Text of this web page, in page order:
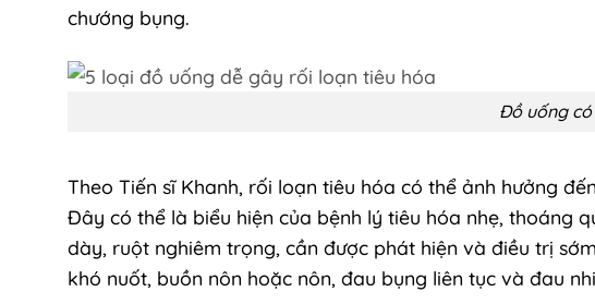
chướng bụng.
Đồ uống
Theo Tiến sĩ Khanh, rối loạn tiêu hóa có thể ảnh hưởng
Đây có thể là biểu hiện của bệnh lý tiêu hóa nhẹ, thoáng
dày, ruột nghiêm trọng, cần được phát hiện và điều trị
khó nuốt, buồn nôn hoặc nôn, đau bụng liên tục và đau